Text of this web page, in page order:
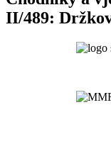
II/489: